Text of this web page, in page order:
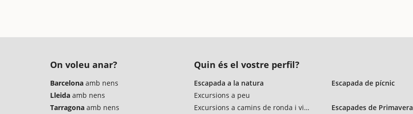
On voleu anar?
Barcelona amb nens
Lleida amb nens
Tarragona amb nens
Quin és el vostre perfil?
Escapada a la natura
Excursions a peu
Excursions a camins de ronda i vies verdes
Escapada de pícnic
Escapades de Primavera